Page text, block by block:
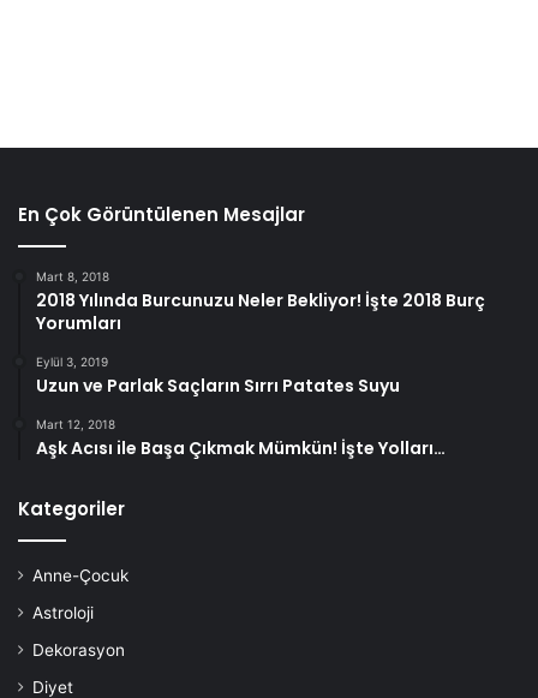
En Çok Görüntülenen Mesajlar
Mart 8, 2018
2018 Yılında Burcunuzu Neler Bekliyor! İşte 2018 Burç
Yorumları
Eylül 3, 2019
Uzun ve Parlak Saçların Sırrı Patates Suyu
Mart 12, 2018
Aşk Acısı ile Başa Çıkmak Mümkün! İşte Yolları…
Kategoriler
Anne-Çocuk
Astroloji
Dekorasyon
Diyet